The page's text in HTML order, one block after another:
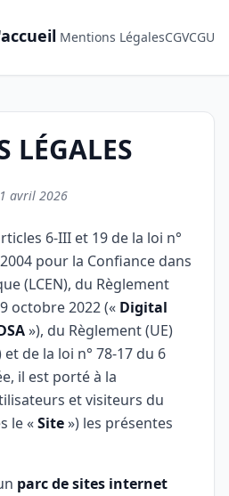
Mentions LégalesCGVCGU
LÉGALES
avril 2026
6-III et 19 de la loi n°
pour la Confiance dans
(LCEN), du Règlement
octobre 2022 (« Digital
»), du Règlement (UE)
et de la loi n° 78-17 du 6
il est porté à la
et visiteurs du
le «Site») les présentes
parc de sites internet